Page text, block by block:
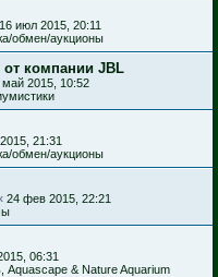
16 июл 2015, 20:11
обмен/аукционы
компании JBL
май 2015, 10:52
21:31
обмен/аукционы
24 фев 2015, 22:21
06:31
Aquascape & Nature Aquarium